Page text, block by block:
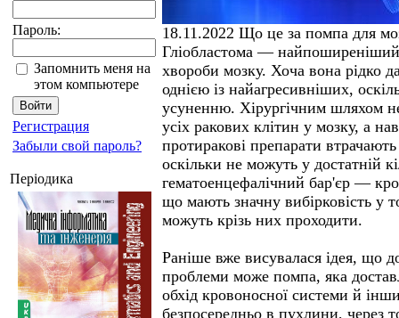
Пароль:
Запомнить меня на
этом компьютере
Регистрация
Забыли свой пароль?
Періодика
18.11.2022 Що це за помпа для
Гліобластома — найпоширеніший
хвороби мозку. Хоча вона рідко
однією із найагресивніших,
усуненню. Хірургічним шляхом
усіх ракових клітин у мозку, а
протиракові препарати
оскільки не можуть у достатній
гематоенцефалічний бар'єр —
що мають значну вибірковість у
можуть крізь них проходити.
Раніше вже висувалася ідея, що
проблеми може помпа, яка
обхід кровоносної системи й
безпосередньо в пухлини, через